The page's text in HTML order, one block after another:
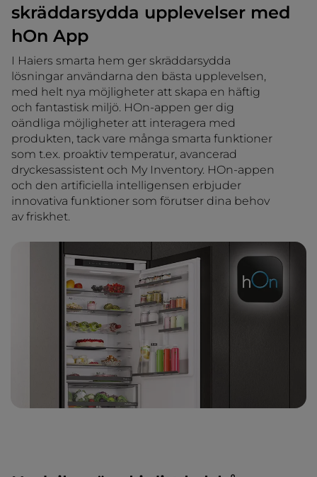
skräddarsydda upplevelser med
hOn App
I Haiers smarta hem ger skräddarsydda
lösningar användarna den bästa upplevelsen,
med helt nya möjligheter att skapa en häftig
och fantastisk miljö. HOn-appen ger dig
oändliga möjligheter att interagera med
produkten, tack vare många smarta funktioner
som t.ex. proaktiv temperatur, avancerad
dryckesassistent och My Inventory. HOn-appen
och den artificiella intelligensen erbjuder
innovativa funktioner som förutser dina behov
av friskhet.